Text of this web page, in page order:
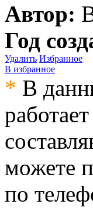
Автор:
Год
Удалить Избранное
В избранное
* В
можете
по